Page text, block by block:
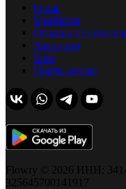
О нас
Контакты
Отзывы
Вакансии
Блог
Цветы оптом
Flowry © 2026 ИНН:
325645700141917